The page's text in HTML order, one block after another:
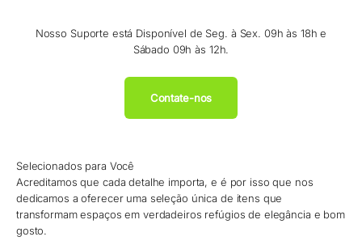
Nosso Suporte está Disponível de Seg. à Sex. 09h às 18h e
Sábado 09h às 12h.
Contate-nos
Selecionados para Você
Acreditamos que cada detalhe importa, e é por isso que nos
dedicamos a oferecer uma seleção única de itens que
transformam espaços em verdadeiros refúgios de elegância e bom
gosto.